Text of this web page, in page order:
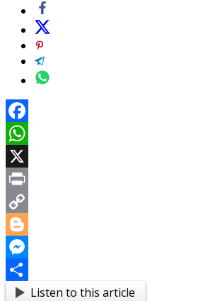
Facebook
WhatsApp
X
Print
Copy
Link
Blogger
Messenger
ShareListen to this article